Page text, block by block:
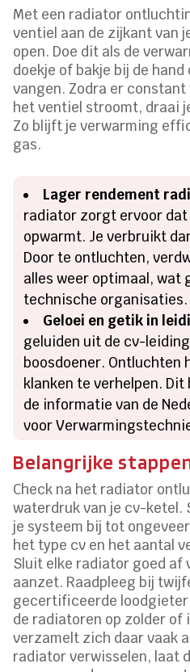
Met een radiator
ventiel aan de zijkant van
open. Doe dit als de
doekje of bakje bij de
vangen. Zodra er
het ventiel stroomt, draai
Zo blijft je verwarming
gas.
Lager rendement
radiator zorgt ervoor dat
opwarmt. Je verbruikt
Door te ontluchten,
alles weer optimaal, wat
technische organisaties.
Geloei en getik in
geluiden uit de cv-
boosdoener. Ontluchten
klanken te verhelpen.
de informatie van de
voor
Belangrijke
Check na het radiator
waterdruk van je cv-ketel.
je systeem bij tot
het type cv en het aantal
Sluit elke radiator goed af
aanzet. Raadpleeg bij
gecertificeerde
de radiatoren op zolder of
verzamelt zich daar vaak
radiator verwisselen, laat